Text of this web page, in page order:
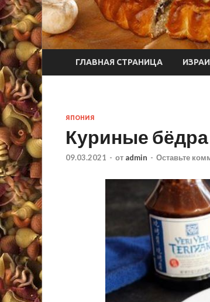
ГЛАВНАЯ СТРАНИЦА
ЯПОНИЯ
Куриные бёдра
09.03.2021 - от admin - Оставьте